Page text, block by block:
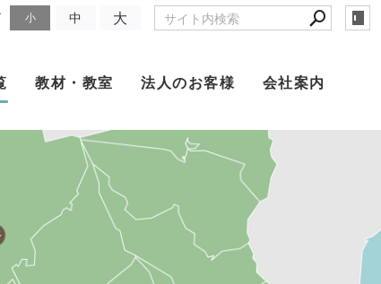
小 中 大
教材・教室 法人のお客様 会社案内